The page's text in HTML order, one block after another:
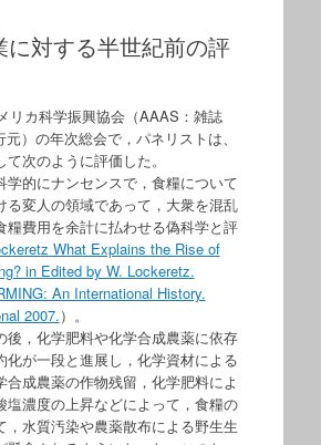
に対する半世紀前の評
リカ科学振興協会（AAAS：雑誌
）の年次総会で，パネリストは、
次のように評価した。
的にナンセンスで，食糧について
る変人の領域であって，大衆を混乱
糧費用を余計に払わせる偽科学と評
What Explains the Rise of
in Edited by W. Lockeretz.
An International History.
2007.）。
，化学肥料や化学合成農薬に依存
化が一段と進展し，化学資材による
合成農薬の作物残留，化学肥料によ
塩濃度の上昇などによって，食糧の
，水質汚染や農薬散布による野生生